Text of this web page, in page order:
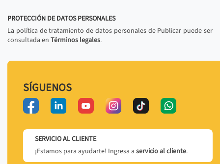
PROTECCIÓN DE DATOS PERSONALES
La política de tratamiento de datos personales de Publicar puede ser
consultada en Términos legales.
SÍGUENOS
SERVICIO AL CLIENTE
¡Estamos para ayudarte! Ingresa a servicio al cliente.